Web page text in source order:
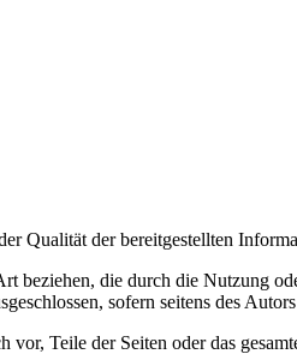
Qualität der bereitgestellten
beziehen, die durch die Nutzung
sofern seitens des
Teile der Seiten oder das